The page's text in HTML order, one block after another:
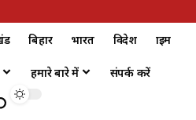
बिहार भारत विदेश क्राइम
हमारे बारे में संपर्क करें